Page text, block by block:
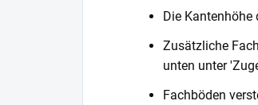
Die Kantenhöhe
Zusätzliche
unten unter
Fachböden